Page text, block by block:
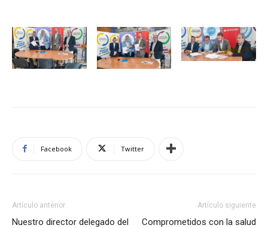
Facebook Twitter
Artículo anterior
Nuestro director delegado del
Artículo siguiente
Comprometidos con la salud